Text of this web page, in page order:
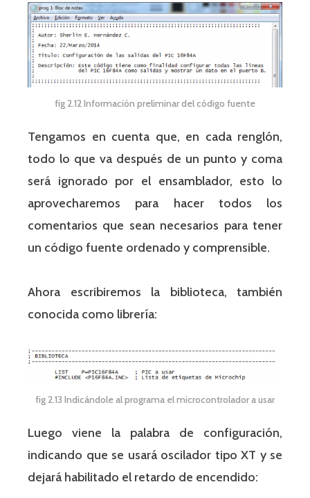
fig 2.12 Información preliminar del código fuente
Tengamos en cuenta que, en cada renglón,
todo lo que va después de un punto y coma
será ignorado por el ensamblador, esto lo
aprovecharemos para hacer todos los
comentarios que sean necesarios para tener
un código fuente ordenado y comprensible.
Ahora escribiremos la biblioteca, también
conocida como librería:
fig 2.13 Indicándole al programa el microcontrolador a usar
Luego viene la palabra de configuración,
indicando que se usará oscilador tipo XT y se
dejará habilitado el retardo de encendido: